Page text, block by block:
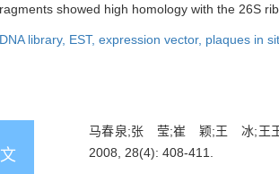
showed high homology with the 26S
library, EST, expression vector, plaques in
马春泉;张 莹;崔 颖;王 冰;王玉
2008, 28(4): 408-411.